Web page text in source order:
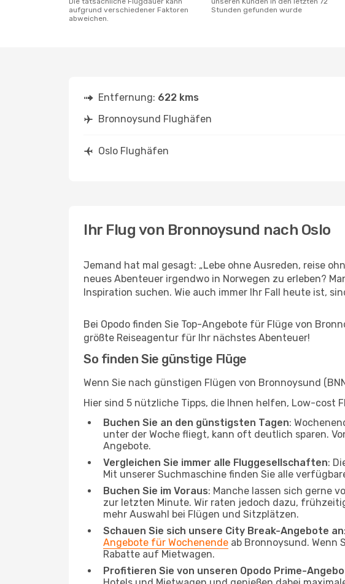
aufgrund verschiedener Faktoren
abweichen.
Stunden gefunden wurde
Entfernung: 622 kms
Bronnoysund Flughäfen
Oslo Flughäfen
Ihr Flug von Bronnoysund nach Oslo
Jemand hat mal gesagt: „Lebe ohne Ausreden, reise
neues Abenteuer irgendwo in Norwegen zu erleben?
Inspiration suchen. Wie auch immer Ihr Fall heute ist,
Bei Opodo finden Sie Top-Angebote für Flüge von
größte Reiseagentur für Ihr nächstes Abenteuer!
So finden Sie günstige Flüge
Wenn Sie nach günstigen Flügen von Bronnoysund
Hier sind 5 nützliche Tipps, die Ihnen helfen, Low-cost
Buchen Sie an den günstigsten Tagen:
unter der Woche fliegt, kann oft deutlich sparen.
Angebote.
Vergleichen Sie immer alle Fluggesellschaften:
Mit unserer Suchmaschine finden Sie alle
Buchen Sie im Voraus: Manche lassen sich gerne
zur letzten Minute. Wir raten jedoch dazu,
mehr Auswahl bei Flügen und Sitzplätzen.
Schauen Sie sich unsere City Break-Angebote an
Angebote für Wochenende ab Bronnoysund. Wenn
Rabatte auf Mietwagen.
Profitieren Sie von unseren Opodo Prime-